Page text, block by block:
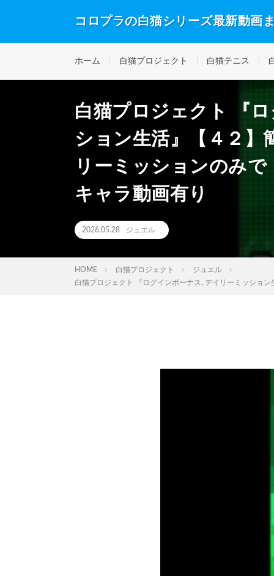
コロプラの白猫シリーズ最新動画
ホーム 白猫プロジェクト 白猫テニス
白猫プロジェクト 『
ション生活』【４２】
リーミッションのみ
キャラ動画有り
2026.05.28 ジュエル
HOME 白猫プロジェクト
ジュエル
白猫プロジェクト 『ログインボーナス､デイリーミッショ